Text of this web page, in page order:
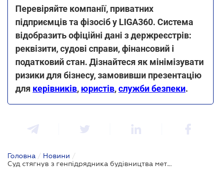
Перевіряйте компанії, приватних
підприємців та фізосіб у LIGA360. Система
відобразить офіційні дані з держреєстрів:
реквізити, судові справи, фінансовий і
податковий стан. Дізнайтеся як мінімізувати
ризики для бізнесу, замовивши презентацію
для керівників, юристів,служби безпеки.
Головна / Новини /
Суд стягнув з генпідрядника будівництва метро на Виноградар понад 139 млн грн